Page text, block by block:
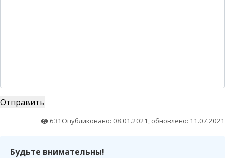
631 Опубликовано: 08.01.2021, обновлено: 11.07.2021
Будьте внимательны!